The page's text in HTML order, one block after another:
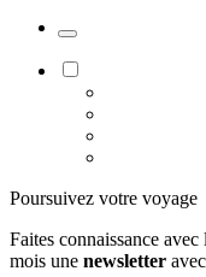
Poursuivez votre voyage
Faites connaissance
mois une newsletter